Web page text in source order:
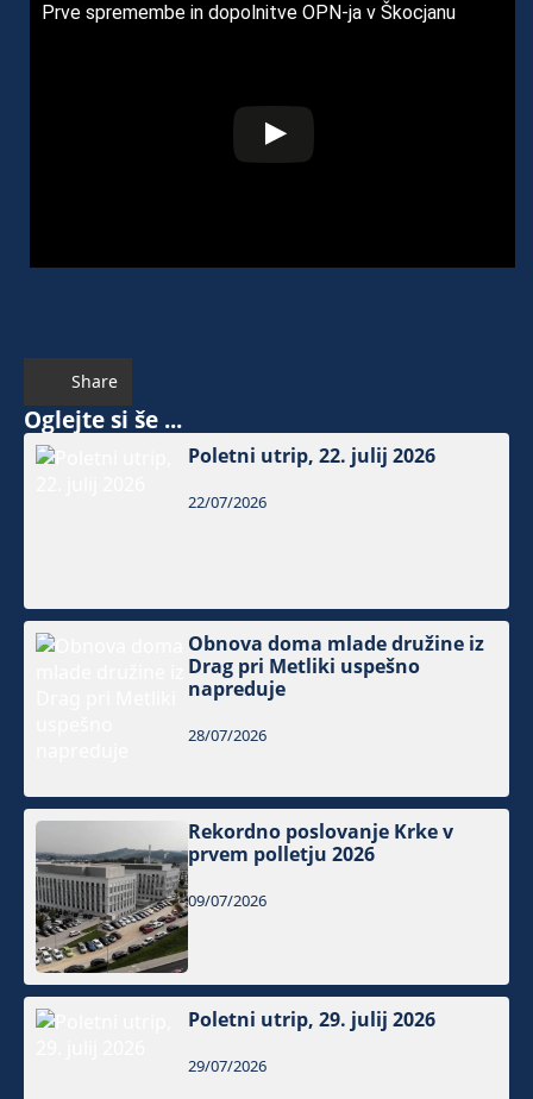
Prve spremembe in dopolnitve OPN-ja v Škocjanu
Share
Oglejte si še ...
Poletni utrip, 22. julij 2026
22/07/2026
Obnova doma mlade družine iz
Drag pri Metliki uspešno
napreduje
28/07/2026
Rekordno poslovanje Krke v
prvem polletju 2026
09/07/2026
Poletni utrip, 29. julij 2026
29/07/2026